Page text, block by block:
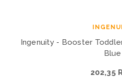
Ingenuity - Booster
Blue
202,35